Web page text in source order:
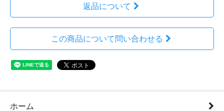
返品について
この商品について問い合わせる
ホーム